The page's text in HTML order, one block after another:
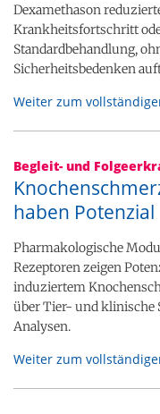
Dexamethason
Krankheitsfortschritt
Standardbehandlung,
Sicherheitsbedenken
Weiter zum
Begleit- und
haben Potenzial
Pharmakologische
Rezeptoren zeigen
induziertem
über Tier- und klinische
Analysen.
Weiter zum